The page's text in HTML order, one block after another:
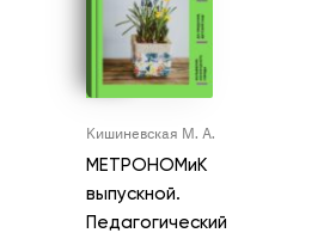
Кишиневская М. А.
МЕТРОНОМиК
выпускной.
Педагогический